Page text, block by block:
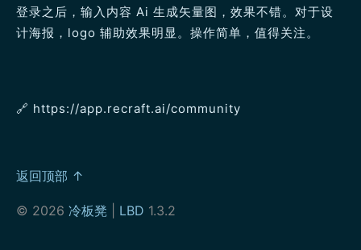
登录之后，输入内容 Ai 生成矢量图，效果不错。对于设
计海报，logo 辅助效果明显。操作简单，值得关注。
🔗️ https://app.recraft.ai/community
返回顶部 ↑
© 2026 冷板凳 LBD 1.3.2